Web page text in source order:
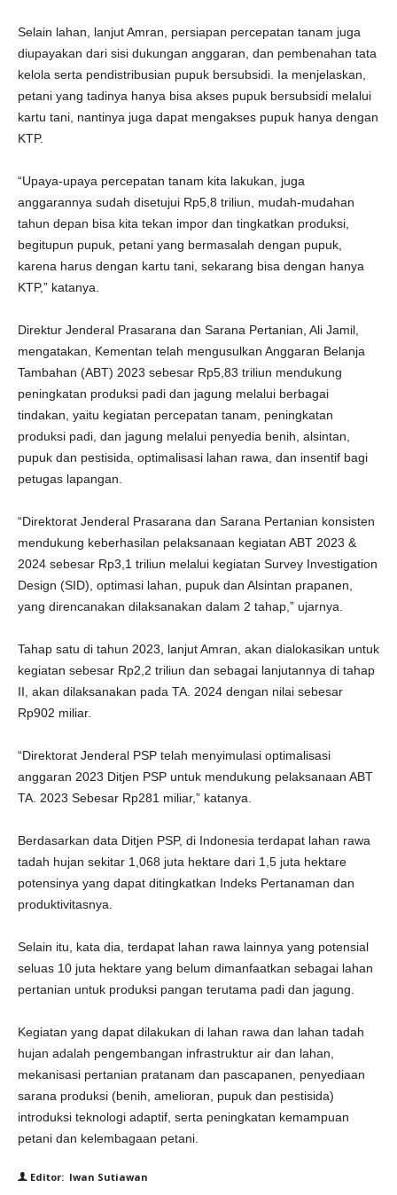
Selain lahan, lanjut Amran, persiapan percepatan tanam juga
diupayakan dari sisi dukungan anggaran, dan pembenahan tata
kelola serta pendistribusian pupuk bersubsidi. Ia menjelaskan,
petani yang tadinya hanya bisa akses pupuk bersubsidi melalui
kartu tani, nantinya juga dapat mengakses pupuk hanya dengan
KTP.
“Upaya-upaya percepatan tanam kita lakukan, juga
anggarannya sudah disetujui Rp5,8 triliun, mudah-mudahan
tahun depan bisa kita tekan impor dan tingkatkan produksi,
begitupun pupuk, petani yang bermasalah dengan pupuk,
karena harus dengan kartu tani, sekarang bisa dengan hanya
KTP,” katanya.
Direktur Jenderal Prasarana dan Sarana Pertanian, Ali Jamil,
mengatakan, Kementan telah mengusulkan Anggaran Belanja
Tambahan (ABT) 2023 sebesar Rp5,83 triliun mendukung
peningkatan produksi padi dan jagung melalui berbagai
tindakan, yaitu kegiatan percepatan tanam, peningkatan
produksi padi, dan jagung melalui penyedia benih, alsintan,
pupuk dan pestisida, optimalisasi lahan rawa, dan insentif bagi
petugas lapangan.
“Direktorat Jenderal Prasarana dan Sarana Pertanian konsisten
mendukung keberhasilan pelaksanaan kegiatan ABT 2023 &
2024 sebesar Rp3,1 triliun melalui kegiatan Survey Investigation
Design (SID), optimasi lahan, pupuk dan Alsintan prapanen,
yang direncanakan dilaksanakan dalam 2 tahap,” ujarnya.
Tahap satu di tahun 2023, lanjut Amran, akan dialokasikan untuk
kegiatan sebesar Rp2,2 triliun dan sebagai lanjutannya di tahap
II, akan dilaksanakan pada TA. 2024 dengan nilai sebesar
Rp902 miliar.
“Direktorat Jenderal PSP telah menyimulasi optimalisasi
anggaran 2023 Ditjen PSP untuk mendukung pelaksanaan ABT
TA. 2023 Sebesar Rp281 miliar,” katanya.
Berdasarkan data Ditjen PSP, di Indonesia terdapat lahan rawa
tadah hujan sekitar 1,068 juta hektare dari 1,5 juta hektare
potensinya yang dapat ditingkatkan Indeks Pertanaman dan
produktivitasnya.
Selain itu, kata dia, terdapat lahan rawa lainnya yang potensial
seluas 10 juta hektare yang belum dimanfaatkan sebagai lahan
pertanian untuk produksi pangan terutama padi dan jagung.
Kegiatan yang dapat dilakukan di lahan rawa dan lahan tadah
hujan adalah pengembangan infrastruktur air dan lahan,
mekanisasi pertanian pratanam dan pascapanen, penyediaan
sarana produksi (benih, amelioran, pupuk dan pestisida)
introduksi teknologi adaptif, serta peningkatan kemampuan
petani dan kelembagaan petani.
Editor: Iwan Sutiawan